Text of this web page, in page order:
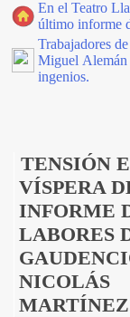
En el Teatro
último informe
Trabajadores
Miguel Alemán
ingenios.
TENSIÓN
VÍSPERA
INFORME
LABORES
NICOLÁS